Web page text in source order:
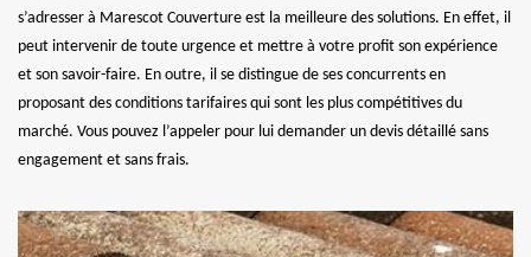
s’adresser à Marescot Couverture est la meilleure des solutions. En effet, il
peut intervenir de toute urgence et mettre à votre profit son expérience
et son savoir-faire. En outre, il se distingue de ses concurrents en
proposant des conditions tarifaires qui sont les plus compétitives du
marché. Vous pouvez l’appeler pour lui demander un devis détaillé sans
engagement et sans frais.